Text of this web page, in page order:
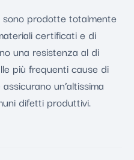
prodotte totalmente
certificati e di
una resistenza al di
più frequenti cause di
un’altissima
difetti produttivi.